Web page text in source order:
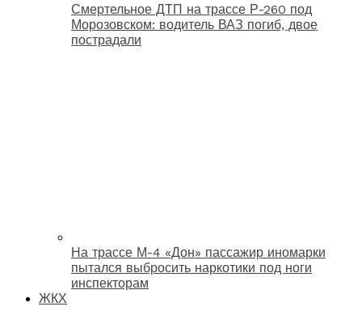
Смертельное ДТП на трассе Р-260 под
Морозовском: водитель ВАЗ погиб, двое
пострадали
На трассе М-4 «Дон» пассажир иномарки
пытался выбросить наркотики под ноги
инспекторам
ЖКХ